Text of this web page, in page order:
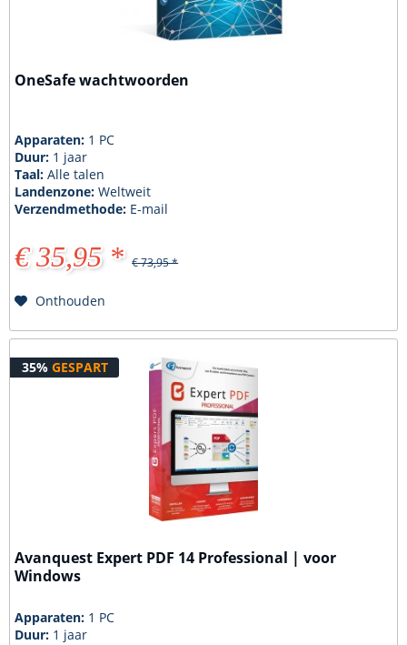
OneSafe wachtwoorden
Apparaten: 1 PC
Duur: 1 jaar
Taal:Alle talen
Landenzone:Weltweit
Verzendmethode: E-mail
€ 35,95 * € 73,95 *
Onthouden
35% GESPART
Avanquest Expert PDF 14 Professional | voor
Windows
Apparaten: 1 PC
Duur: 1 jaar